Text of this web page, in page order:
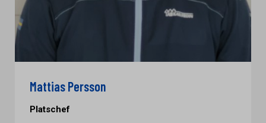
Mattias Persson
Platschef